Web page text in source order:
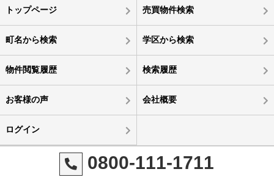
トップページ 売買物件検索
町名から検索 学区から検索
物件閲覧履歴 検索履歴
お客様の声 会社概要
ログイン
0800-111-1711